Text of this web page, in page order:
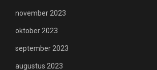
november 2023
oktober 2023
september 2023
augustus 2023